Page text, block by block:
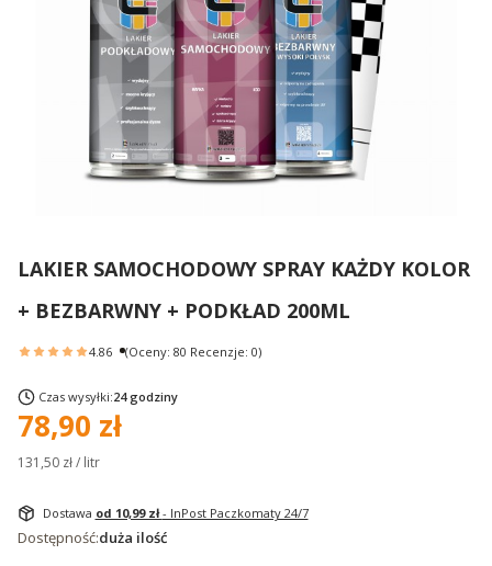
LAKIER SAMOCHODOWY SPRAY KAŻDY KOLOR
+ BEZBARWNY + PODKŁAD 200ML
4.86 (Oceny: 80 Recenzje: 0)
Czas wysyłki:24 godziny
Cena
78,90 zł
131,50 zł / litr
Dostawa od 10,99 zł- InPost Paczkomaty 24/7
Dostępność:duża ilość